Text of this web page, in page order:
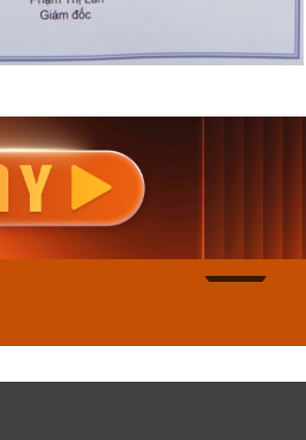
AQ-